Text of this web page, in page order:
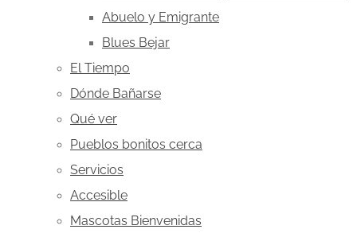
Abuelo y Emigrante
Blues Bejar
El Tiempo
Dónde Bañarse
Qué ver
Pueblos bonitos cerca
Servicios
Accesible
Mascotas Bienvenidas